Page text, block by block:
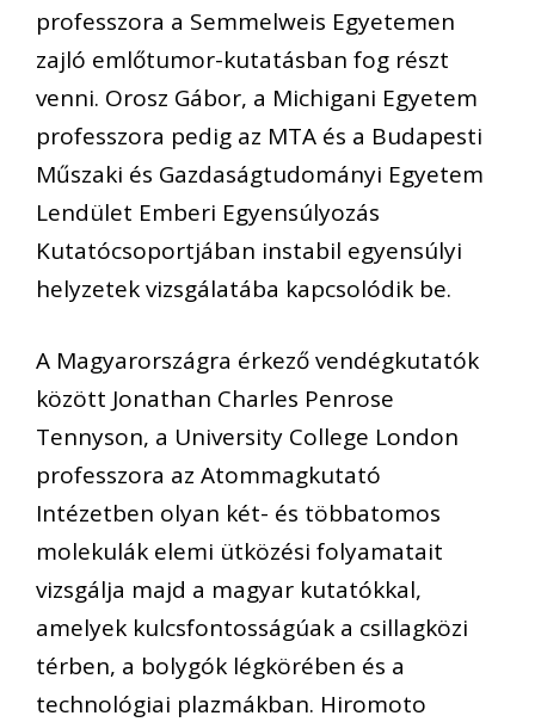
professzora a Semmelweis Egyetemen
zajló emlőtumor-kutatásban fog részt
venni. Orosz Gábor, a Michigani Egyetem
professzora pedig az MTA és a Budapesti
Műszaki és Gazdaságtudományi Egyetem
Lendület Emberi Egyensúlyozás
Kutatócsoportjában instabil egyensúlyi
helyzetek vizsgálatába kapcsolódik be.
A Magyarországra érkező vendégkutatók
között Jonathan Charles Penrose
Tennyson, a University College London
professzora az Atommagkutató
Intézetben olyan két- és többatomos
molekulák elemi ütközési folyamatait
vizsgálja majd a magyar kutatókkal,
amelyek kulcsfontosságúak a csillagközi
térben, a bolygók légkörében és a
technológiai plazmákban. Hiromoto